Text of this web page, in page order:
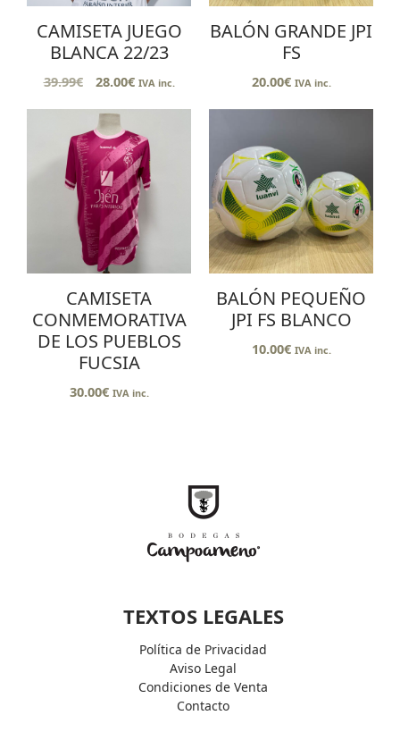
CAMISETA JUEGO
BLANCA 22/23
39.99€ 28.00€ IVA inc.
BALÓN GRANDE JPI
FS
20.00€ IVA inc.
CAMISETA
CONMEMORATIVA
DE LOS PUEBLOS
FUCSIA
30.00€ IVA inc.
BALÓN PEQUEÑO
JPI FS BLANCO
10.00€ IVA inc.
TEXTOS LEGALES
Política de Privacidad
Aviso Legal
Condiciones de Venta
Contacto